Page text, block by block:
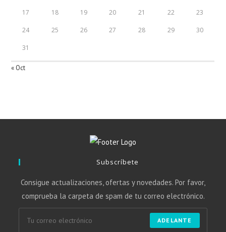
17 18 19 20 21 22 23
24 25 26 27 28 29 30
31
« Oct
Subscríbete
Consigue actualizaciones, ofertas y novedades. Por favor,
comprueba la carpeta de spam de tu correo electrónico.
ADELANTE